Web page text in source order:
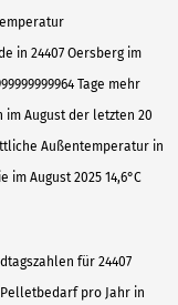
in 24407 Oersberg im
Tage mehr
im August der letzten 20
Außentemperatur in
im August 2025 14,6°C
für 24407
pro Jahr in